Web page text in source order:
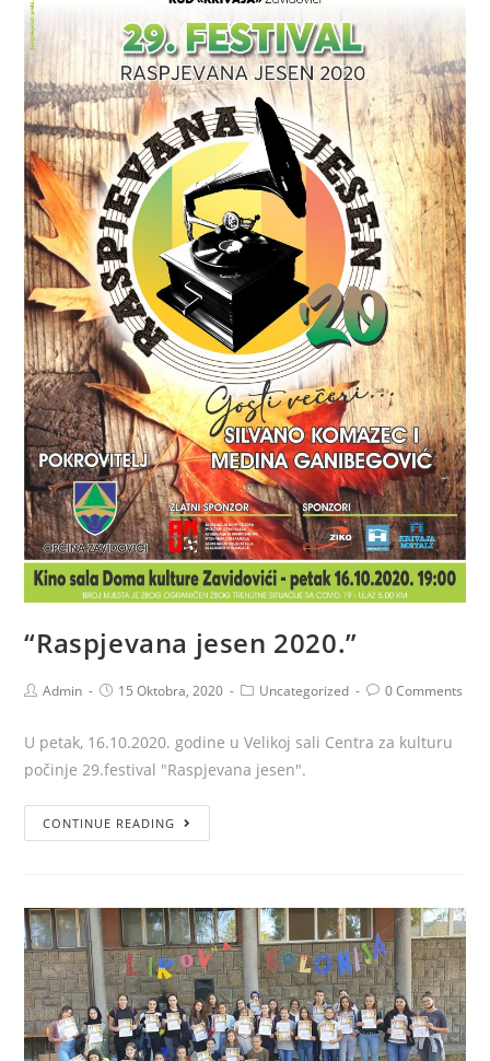
“Raspjevana jesen 2020.”
Admin 15 Oktobra, 2020 Uncategorized 0 Comments
U petak, 16.10.2020. godine u Velikoj sali Centra za kulturu
počinje 29.festival "Raspjevana jesen".
CONTINUE READING